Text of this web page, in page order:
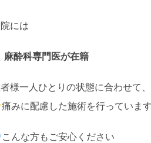
には
麻酔科専門医が在籍
様一人ひとりの状態に合わせて、
痛みに配慮した施術を行っています
こんな方もご安心ください